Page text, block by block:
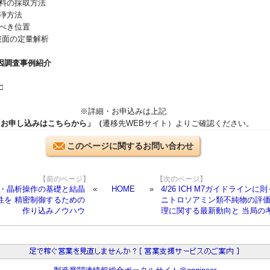
採取方法
方法
き位置
の定量解析
調査事例紹介
※詳細・お申込みは上記
申し込みはこちらから」（遷移先WEBサイト）よりご確認ください。
このページに関するお問い合わせ
【前のページ】
晶析操作の基礎と結晶
を 精密制御するための
作り込みノウハウ
HOME
【次のページ】
4/26 ICH M7ガイドラインに則
ニトロソアミン類不純物の評
理に関する最新動向と 当局の